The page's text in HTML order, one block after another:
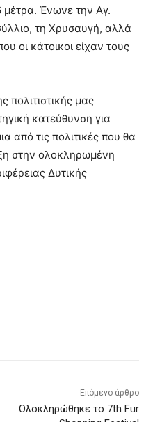
μέτρα. Ένωνε την Αγ.
τη Χρυσαυγή, αλλά
οι κάτοικοι είχαν τους
πολιτιστικής μας
κατεύθυνση για
από τις πολιτικές που θα
στην ολοκληρωμένη
Δυτικής
Επόμενο άρθρο
Ολοκληρώθηκε το 7th Fur